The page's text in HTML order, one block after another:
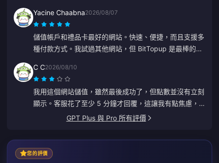
Yacine Chaabna2026/08/07
儲值帳戶和禮品卡最好的網站。快速、便捷，而且支援多
種付款方式。我試過其他網站，但 BitTopup 是最棒的。
C C2026/08/10
我用這個網站儲值，雖然最後成功了，但點數並沒有立刻
顯示。客服花了至少 5 分鐘才回覆，這讓我有點焦慮，
不過最後儲值還是入帳了。如果客服能回得更快一點就太
GPT Plus 與 Pro 所有評價
您的評價